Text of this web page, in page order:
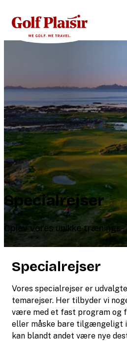
Specialrejser
Oplev vores unikke trænings-
Specialrejser
Vores specialrejser er
temarejser. Her tilbyder vi
være med et fast program og
eller måske bare tilgængeligt i
kan blandt andet være nye